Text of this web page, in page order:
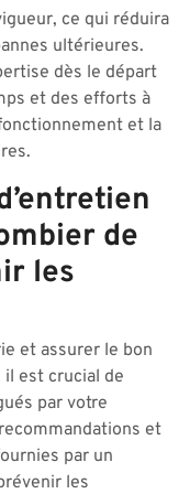
ce qui réduira
ultérieures.
dès le départ
et des efforts à
et la
de
les
et assurer le bon
est crucial de
par votre
et
par un
les